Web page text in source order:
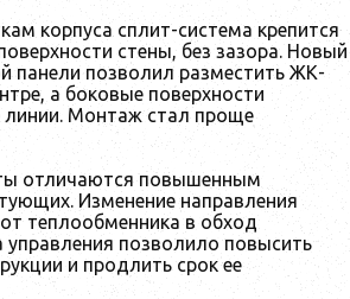
корпуса сплит-система крепится
стены, без зазора. Новый
панели позволил разместить ЖК-
а боковые поверхности
линии. Монтаж стал проще
отличаются повышенным
Изменение направления
теплообменника в обход
управления позволило повысить
и продлить срок ее